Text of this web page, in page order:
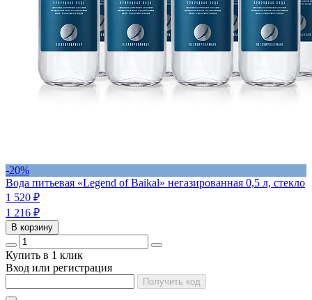
-20%
Вода питьевая «Legend of Baikal» негазированная 0,5 л, стекло
1 520 ₽
1 216 ₽
В корзину
Купить в 1 клик
Вход или регистрация
Получить код